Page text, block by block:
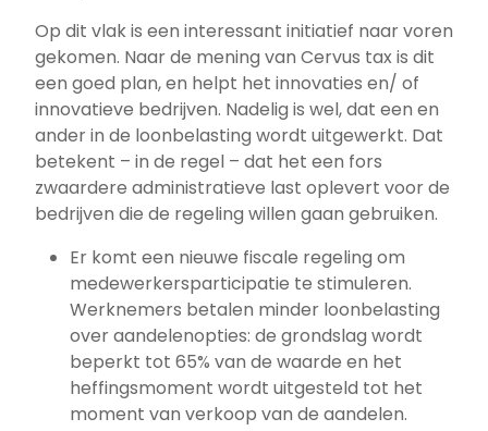
Op dit vlak is een interessant initiatief naar voren
gekomen. Naar de mening van Cervus tax is dit
een goed plan, en helpt het innovaties en/ of
innovatieve bedrijven. Nadelig is wel, dat een en
ander in de loonbelasting wordt uitgewerkt. Dat
betekent – in de regel – dat het een fors
zwaardere administratieve last oplevert voor de
bedrijven die de regeling willen gaan gebruiken.
Er komt een nieuwe fiscale regeling om
medewerkersparticipatie te stimuleren.
Werknemers betalen minder loonbelasting
over aandelenopties: de grondslag wordt
beperkt tot 65% van de waarde en het
heffingsmoment wordt uitgesteld tot het
moment van verkoop van de aandelen.